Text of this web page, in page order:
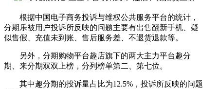
根据中国电子商务投诉与维权公共服务平台的统计，
分期乐被用户投诉所反映的问题主要有出售翻新手机、疑
似售假、充值未到账、售后服务差、不退货退款等。
另外，分期购物平台趣店旗下的两大主力平台趣分
期、来分期双双上榜，分列榜单第二、第七位。
其中趣分期的投诉量占比为12.5%，投诉所反映的问题